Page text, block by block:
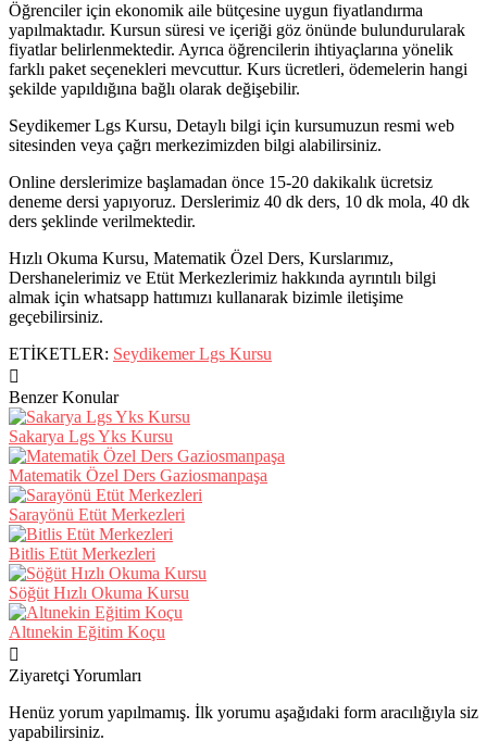
Öğrenciler için ekonomik aile bütçesine uygun fiyatlandırma
yapılmaktadır. Kursun süresi ve içeriği göz önünde bulundurularak
fiyatlar belirlenmektedir. Ayrıca öğrencilerin ihtiyaçlarına yönelik
farklı paket seçenekleri mevcuttur. Kurs ücretleri, ödemelerin hangi
şekilde yapıldığına bağlı olarak değişebilir.
Seydikemer Lgs Kursu, Detaylı bilgi için kursumuzun resmi web
sitesinden veya çağrı merkezimizden bilgi alabilirsiniz.
Online derslerimize başlamadan önce 15-20 dakikalık ücretsiz
deneme dersi yapıyoruz. Derslerimiz 40 dk ders, 10 dk mola, 40 dk
ders şeklinde verilmektedir.
Hızlı Okuma Kursu, Matematik Özel Ders, Kurslarımız,
Dershanelerimiz ve Etüt Merkezlerimiz hakkında ayrıntılı bilgi
almak için whatsapp hattımızı kullanarak bizimle iletişime
geçebilirsiniz.
ETİKETLER: Seydikemer Lgs Kursu
Benzer Konular
Sakarya Lgs Yks Kursu
Matematik Özel Ders Gaziosmanpaşa
Sarayönü Etüt Merkezleri
Bitlis Etüt Merkezleri
Söğüt Hızlı Okuma Kursu
Altınekin Eğitim Koçu
Ziyaretçi Yorumları
Henüz yorum yapılmamış. İlk yorumu aşağıdaki form aracılığıyla siz
yapabilirsiniz.